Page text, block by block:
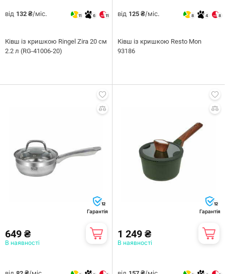
від 132 ₴/міс. 11 6 11
Ківш із кришкою Ringel Zira 20 см
2.2 л (RG-41006-20)
від 125 ₴/міс. 8 4 8
Ківш із кришкою Resto Mon
93186
12
Гарантія
649 ₴
В наявності
12
Гарантія
1 249 ₴
В наявності